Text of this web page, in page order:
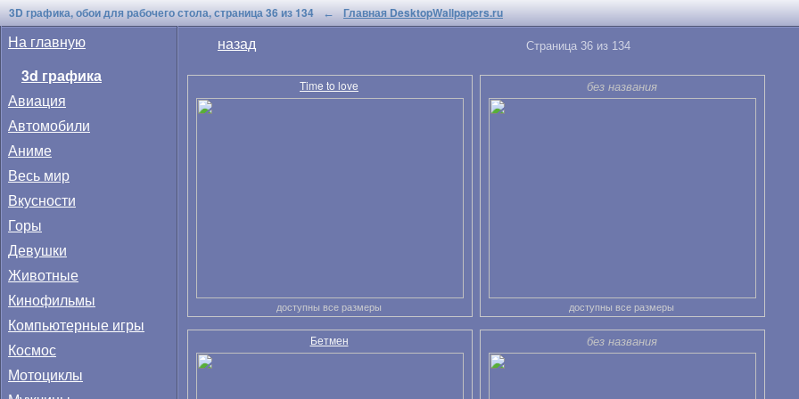
3D графика, обои для рабочего стола, страница 36 из 134 ← Главная DesktopWallpapers.ru
На главную
3d графика
Авиация
Автомобили
Аниме
Весь мир
Вкусности
Горы
Девушки
Животные
Кинофильмы
Компьютерные игры
Космос
Мотоциклы
назад Страница 36 из 134
Time to love
доступны все размеры
без названия
доступны все размеры
Бетмен без названия